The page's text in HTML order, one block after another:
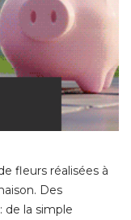
fleurs réalisées à
Des
de la simple